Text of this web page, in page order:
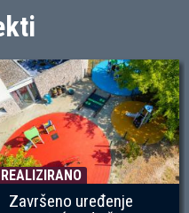
REALIZIRANO
Završeno uređenje